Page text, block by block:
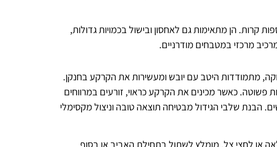
הן מתאימות גם לאחסון ובישול בכמויות גדולות,
מרכזי במטבחים מודרניים.
מתמודדות היטב עם יובש ומעשירות את הקרקע בחנקן.
פשוטה. כאשר מכינים את הקרקע כראוי, זורעים במרווחים
הבנת שלבי הגידול מבטיחה תוצאה טובה וניצול מקסימלי